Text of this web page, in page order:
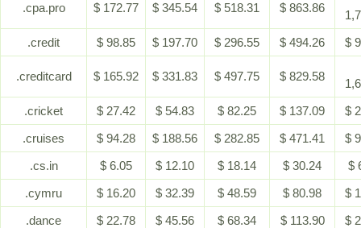
.cpa.pro $ 172.77 $ 345.54 $ 518.31 $ 863.86
.credit
$ 98.85 $ 197.70 $ 296.55 $ 494.26 $
.creditcard $ 165.92 $ 331.83 $ 497.75 $ 829.58
.cricket
$ 27.42 $ 54.83 $ 82.25 $ 137.09
$
.cruises
$ 94.28 $ 188.56 $ 282.85 $ 471.41
$
.cs.in
$ 6.05 $ 12.10 $ 18.14 $ 30.24
$
.cymru
$ 16.20 $ 32.39 $ 48.59 $ 80.98
$
.dance
$ 22.78 $ 45.56 $ 68.34 $ 113.90
$